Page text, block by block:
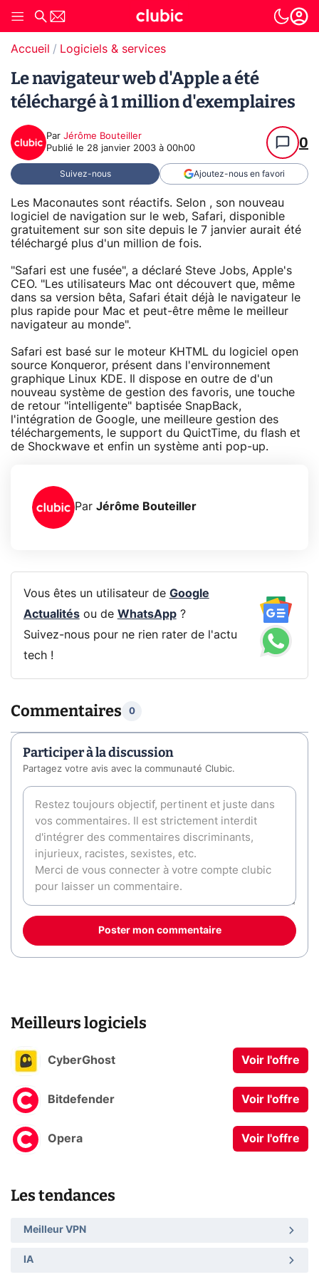
Accueil Logiciels & services
Le navigateur web d'Apple a été
téléchargé à 1 million d'exemplaires
Par Jérôme Bouteiller
Publié le 28 janvier 2003 à 00h00 0
Suivez-nous Ajoutez-nous en favori
Les Maconautes sont réactifs. Selon , son nouveau
logiciel de navigation sur le web, Safari, disponible
gratuitement sur son site depuis le 7 janvier aurait été
téléchargé plus d'un million de fois.
"Safari est une fusée", a déclaré Steve Jobs, Apple's
CEO. "Les utilisateurs Mac ont découvert que, même
dans sa version bêta, Safari était déjà le navigateur le
plus rapide pour Mac et peut-être même le meilleur
navigateur au monde".
Safari est basé sur le moteur KHTML du logiciel open
source Konqueror, présent dans l'environnement
graphique Linux KDE. Il dispose en outre de d'un
nouveau système de gestion des favoris, une touche
de retour "intelligente" baptisée SnapBack,
l'intégration de Google, une meilleure gestion des
téléchargements, le support du QuictTime, du flash et
de Shockwave et enfin un système anti pop-up.
Par Jérôme Bouteiller
Vous êtes un utilisateur de Google
Actualitésou de WhatsApp?
Suivez-nous pour ne rien rater de l'actu
tech !
Commentaires 0
Participer à la discussion
Partagez votre avis avec la communauté Clubic.
Poster mon commentaire
Meilleurs logiciels
CyberGhost Voir l'offre
Bitdefender Voir l'offre
Opera Voir l'offre
Les tendances
Meilleur VPN
IA